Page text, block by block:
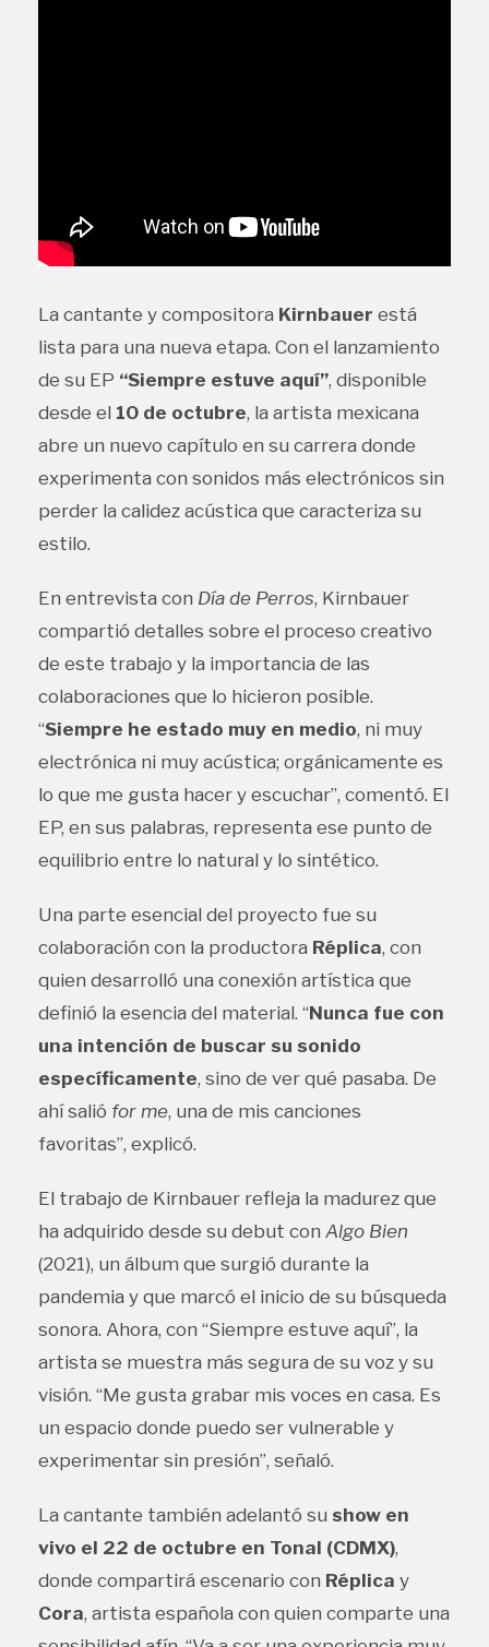
La cantante y compositora Kirnbauer está
lista para una nueva etapa. Con el lanzamiento
de su EP “Siempre estuve aquí”, disponible
desde el 10 de octubre, la artista mexicana
abre un nuevo capítulo en su carrera donde
experimenta con sonidos más electrónicos sin
perder la calidez acústica que caracteriza su
estilo.
En entrevista con Día de Perros, Kirnbauer
compartió detalles sobre el proceso creativo
de este trabajo y la importancia de las
colaboraciones que lo hicieron posible.
“Siempre he estado muy en medio, ni muy
electrónica ni muy acústica; orgánicamente es
lo que me gusta hacer y escuchar”, comentó. El
EP, en sus palabras, representa ese punto de
equilibrio entre lo natural y lo sintético.
Una parte esencial del proyecto fue su
colaboración con la productora Réplica, con
quien desarrolló una conexión artística que
definió la esencia del material. “Nunca fue con
una intención de buscar su sonido
específicamente, sino de ver qué pasaba. De
ahí salió for me, una de mis canciones
favoritas”, explicó.
El trabajo de Kirnbauer refleja la madurez que
ha adquirido desde su debut con Algo Bien
(2021), un álbum que surgió durante la
pandemia y que marcó el inicio de su búsqueda
sonora. Ahora, con “Siempre estuve aquí”, la
artista se muestra más segura de su voz y su
visión. “Me gusta grabar mis voces en casa. Es
un espacio donde puedo ser vulnerable y
experimentar sin presión”, señaló.
La cantante también adelantó su show en
vivo el 22 de octubre en Tonal (CDMX),
donde compartirá escenario con Réplica y
Cora, artista española con quien comparte una